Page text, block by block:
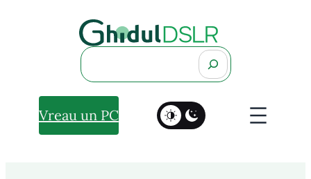
Search
Vreau un PC